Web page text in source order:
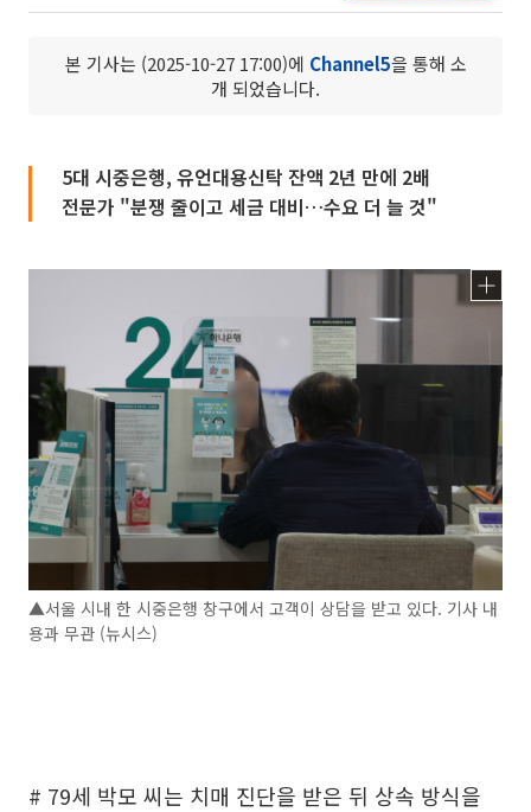
본 기사는 (2025-10-27 17:00)에 Channel5을 통해 소
개 되었습니다.
5대 시중은행, 유언대용신탁 잔액 2년 만에 2배
전문가 "분쟁 줄이고 세금 대비…수요 더 늘 것"
▲서울 시내 한 시중은행 창구에서 고객이 상담을 받고 있다. 기사 내
용과 무관 (뉴시스)
# 79세 박모 씨는 치매 진단을 받은 뒤 상속 방식을